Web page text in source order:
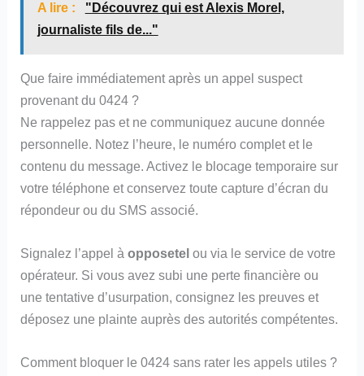
A lire :
"Découvrez qui est Alexis Morel,
journaliste fils de..."
Que faire immédiatement après un appel suspect
provenant du 0424 ?
Ne rappelez pas et ne communiquez aucune donnée
personnelle. Notez l’heure, le numéro complet et le
contenu du message. Activez le blocage temporaire sur
votre téléphone et conservez toute capture d’écran du
répondeur ou du SMS associé.
Signalez l’appel àopposetel ou via le service de votre
opérateur. Si vous avez subi une perte financière ou
une tentative d’usurpation, consignez les preuves et
déposez une plainte auprès des autorités compétentes.
Comment bloquer le 0424 sans rater les appels utiles ?